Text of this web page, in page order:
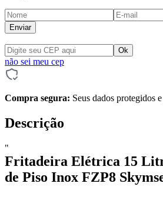
Enviar
não sei meu cep
Compra segura: Seus dados protegidos
Descrição
"
Fritadeira Elétrica 15
de Piso Inox FZP8